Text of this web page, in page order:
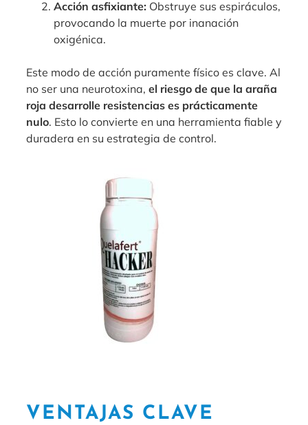
Acción asfixiante: Obstruye sus espiráculos,
provocando la muerte por inanación
oxigénica.
Este modo de acción puramente físico es clave. Al
no ser una neurotoxina, el riesgo de que la araña
roja desarrolle resistencias es prácticamente
nulo. Esto lo convierte en una herramienta fiable y
duradera en su estrategia de control.
VENTAJAS CLAVE